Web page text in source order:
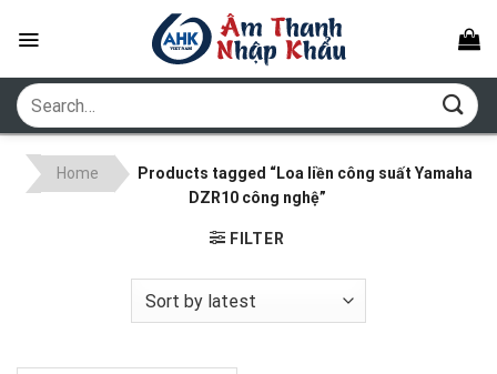
Search
for:
Home
Products tagged “Loa liền công suất Yamaha
DZR10 công nghệ”
FILTER